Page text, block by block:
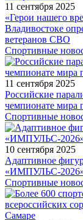
11 сентября 2025
«Герои нашего
Владивостоке
ветеранов СВО
Спортивные
11 сентября 2025
Российские
чемпионате мира
Спортивные
10 сентября 2025
Адаптивное
«ИМПУЛЬС-
Спортивные